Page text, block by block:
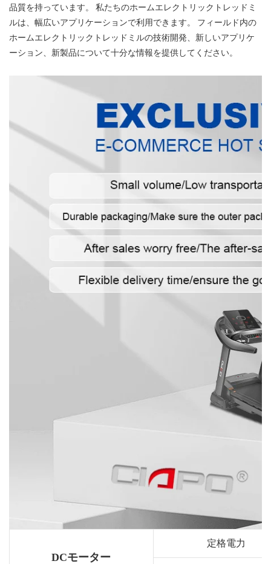
品質を持っています。 私たちのホームエレクトリックトレッドミ
ルは、幅広いアプリケーションで利用できます。 フィールド内の
ホームエレクトリックトレッドミルの技術開発、新しいアプリケ
ーション、新製品について十分な情報を提供してください。
DCモーター
定格電力